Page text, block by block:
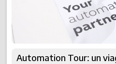
Automation Tour: un